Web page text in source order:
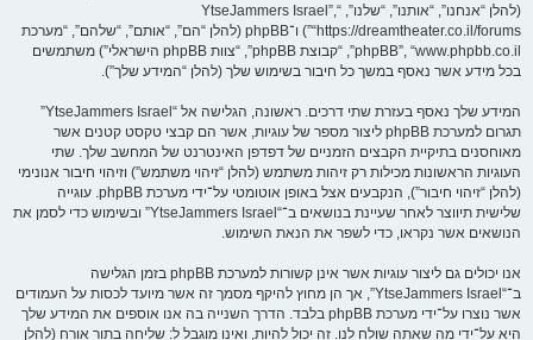
(להלן “אנחנו”, “אותנו”, “שלנו”, “YtseJammers Israel”,
“https://dreamtheater.co.il/forums”) ו־phpBB (להלן “הם”, “אותם”, “שלהם”, “מערכת
phpBB”, “www.phpbb.co.il”, “קבוצת phpBB”, “צוות phpBB הישראלי”) משתמשים
בכל מידע אשר נאסף במשך כל חיבור בשימוש שלך (להלן “המידע שלך”).
המידע שלך נאסף בעזרת שתי דרכים. ראשונה, הגלישה אל “YtseJammers Israel”
תגרום למערכת phpBB ליצור מספר של עוגיות, אשר הם קבצי טקסט קטנים אשר
מאוחסנים בתיקיית הקבצים הזמניים של דפדפן האינטרנט של המחשב שלך. שתי
העוגיות הראשונות מכילות רק זיהות משתמש (להלן “זיהוי משתמש”) וזיהוי חיבור אנונימי
(להלן “זיהוי חיבור”), הנקבעים אצל באופן אוטומטי על־ידי מערכת phpBB. עוגייה
שלישית תיווצר לאחר שעיינת בנושאים ב־“YtseJammers Israel” ובשימוש כדי לסמן את
הנושאים אשר נקראו, כדי לשפר את הנאת השימוש.
אנו יכולים גם ליצור עוגיות אשר אינן קשורות למערכת phpBB בזמן הגלישה
ב־“YtseJammers Israel”, אך הן מחוץ להיקף מסמך זה אשר מיועד לכסות על העמודים
אשר נוצרו על־ידי מערכת phpBB בלבד. הדרך השנייה בה אנו אוספים את המידע שלך
היא על־ידי מה שאתה שולח לנו. זה יכול להיות, ואינו מוגבל ל: שליחה בתור אורח (להלן